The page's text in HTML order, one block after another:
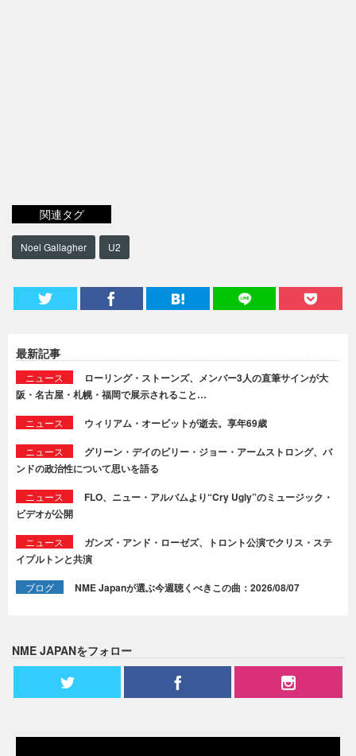
関連タグ
Noel Gallagher U2
最新記事
ニュース
ローリング・ストーンズ、メンバー3人の直筆サインが大
阪・名古屋・札幌・福岡で展示されること…
ニュース ウィリアム・オービットが逝去。享年69歳
ニュース
グリーン・デイのビリー・ジョー・アームストロング、バ
ンドの政治性について思いを語る
ニュース
FLO、ニュー・アルバムより“Cry Ugly”のミュージック・
ビデオが公開
ニュース
ガンズ・アンド・ローゼズ、トロント公演でクリス・ステ
イプルトンと共演
ブログ NME Japanが選ぶ今週聴くべきこの曲：2026/08/07
NME JAPANをフォロー